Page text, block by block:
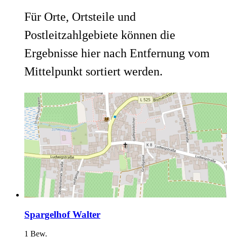
Für Orte, Ortsteile und
Postleitzahlgebiete können die
Ergebnisse hier nach Entfernung vom
Mittelpunkt sortiert werden.
Spargelhof Walter
1 Bew.